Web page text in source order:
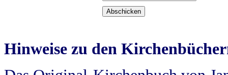
Hinweise zu den